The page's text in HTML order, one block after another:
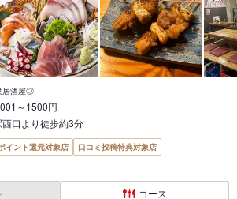
居酒屋◎
～1500円
口より徒歩約3分
イント還元対象店
口コミ投稿特典対象店
コース